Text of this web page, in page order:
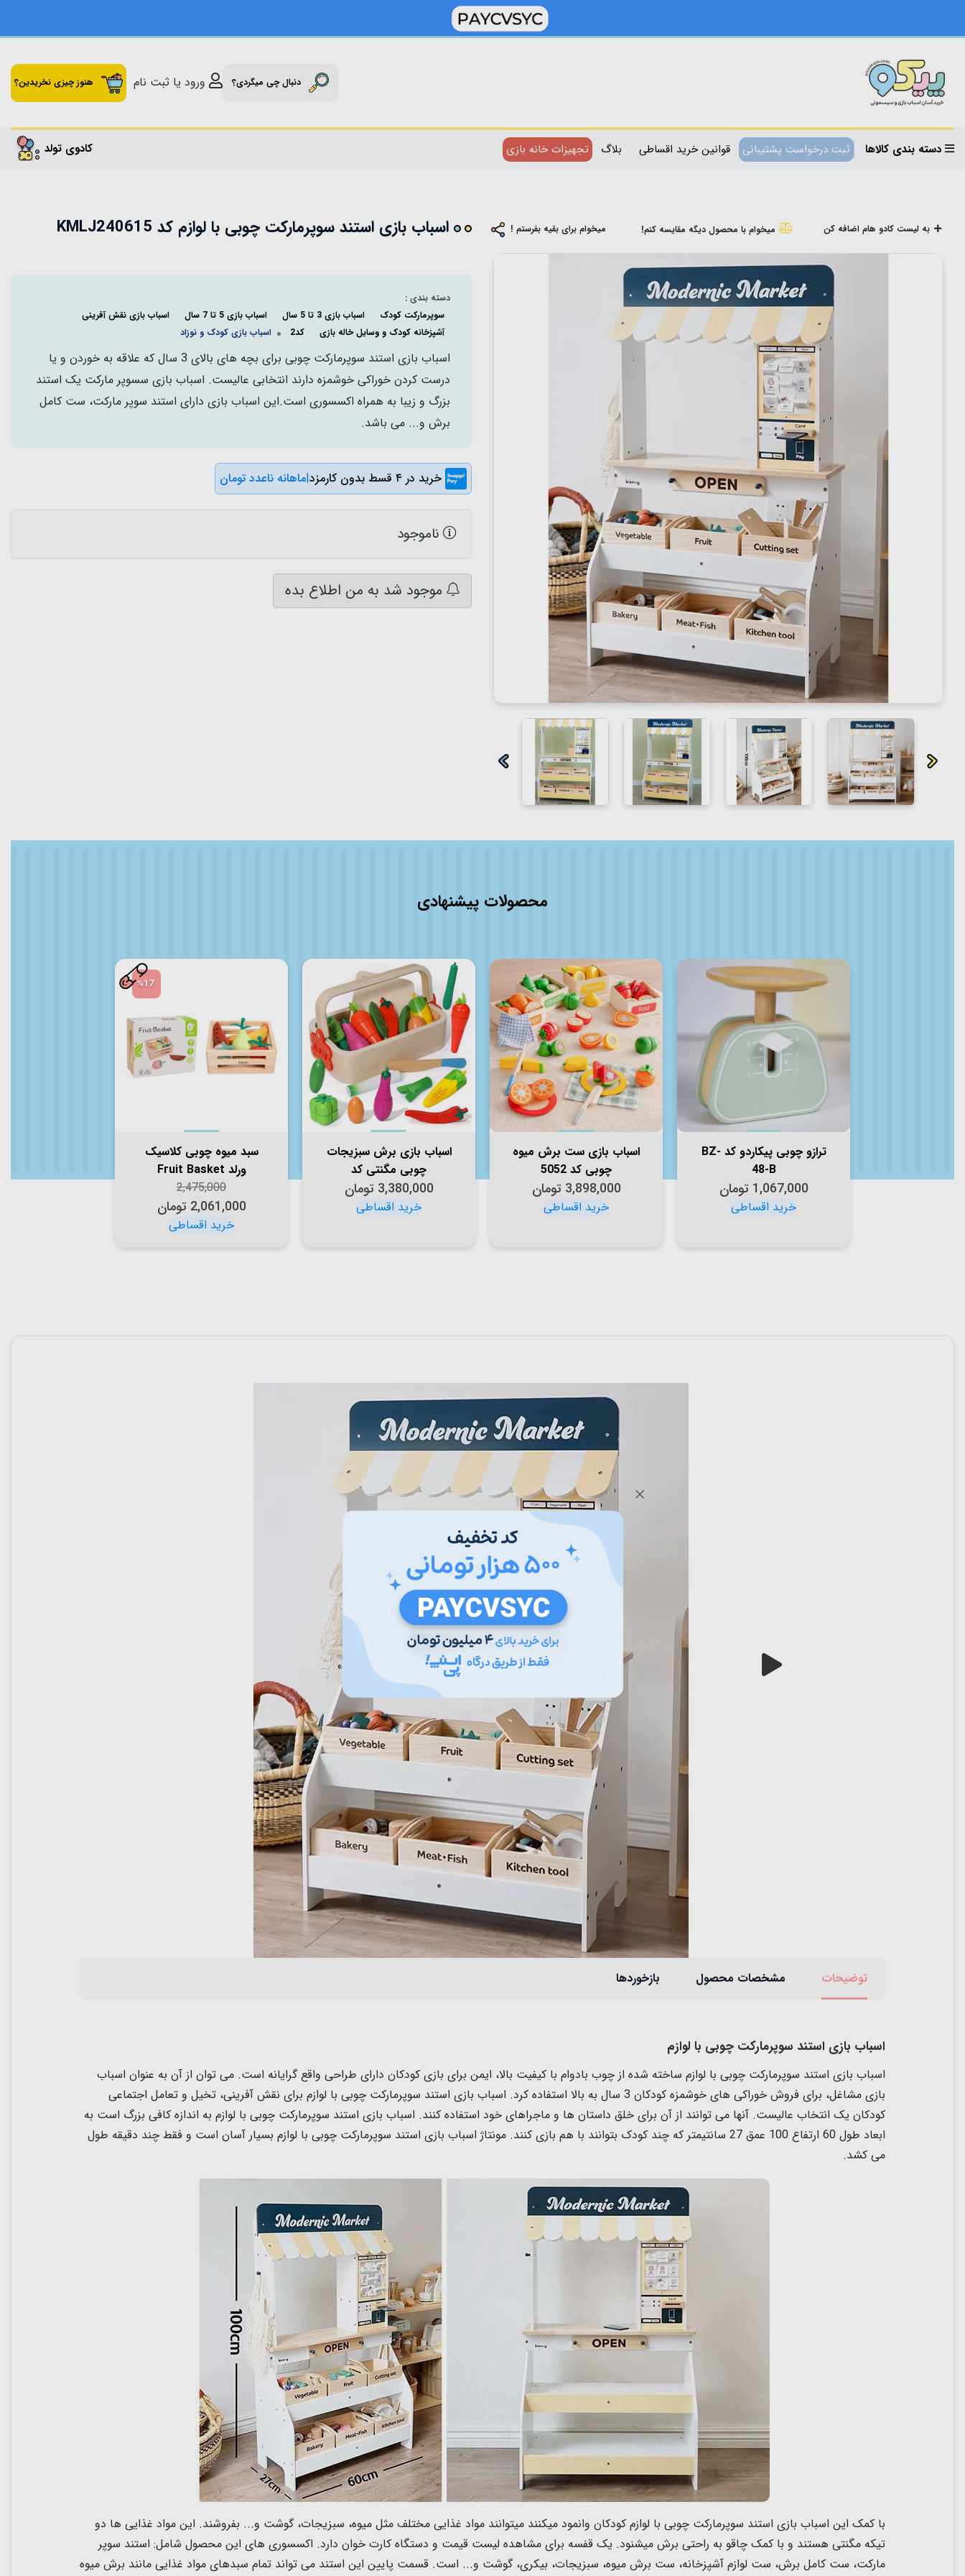
دنبال چی میگردی؟ ورود یا ثبت نام هنوز چیزی نخریدین؟
دسته بندی کالاها ثبت درخواست پشتیبانی قوانین خرید اقساطی بلاگ تجهیزات خانه بازی کادوی تولد
به لیست کادو هام اضافه کن میخوام با محصول دیگه مقایسه کنم! میخوام برای بقیه بفرستم ! اسباب بازی استند سوپرمارکت چوبی با لوازم کد KMLJ240615
دسته بندی :
سوپرمارکت کودک
اسباب بازی 3 تا 5 سال اسباب بازی 5 تا 7 سال
اسباب بازی نقش آفرینی
آشپزخانه کودک و وسایل خاله بازی
کد2 اسباب بازی کودک و نوزاد
اسباب بازی استند سوپرمارکت چوبی برای بچه های بالای 3 سال که علاقه به خوردن و یا
درست کردن خوراکی خوشمزه دارند انتخابی عالیست. اسباب بازی سسوپر مارکت یک استند
بزرگ و زیبا به همراه اکسسوری است.این اسباب بازی دارای استند سوپر مارکت، ست کامل
برش و... می باشد.
خرید در ۴ قسط بدون کارمزد |ماهانه ناعدد تومان
ناموجود
موجود شد به من اطلاع بده
محصولات پیشنهادی
ترازو چوبی پیکاردو کد BZ-
48-B
1,067,000 تومان
اسباب بازی ست برش میوه
چوبی کد 5052
3,898,000 تومان
اسباب بازی برش سبزیجات
چوبی مگنتی کد
JHTOY397
3,380,000 تومان
سبد میوه چوبی کلاسیک
ورلد Fruit Basket
Classic World کد 50643
2,475,000
2,061,000 تومان
%17
توضیحات مشخصات محصول بازخوردها
اسباب بازی استند سوپرمارکت چوبی با لوازم
اسباب بازی استند سوپرمارکت چوبی با لوازم ساخته شده از چوب بادوام با کیفیت بالا، ایمن برای بازی کودکان دارای طراحی واقع گرایانه است. می توان از آن به عنوان اسباب
بازی مشاغل، برای فروش خوراکی های خوشمزه کودکان 3 سال به بالا استفاده کرد. اسباب بازی استند سوپرمارکت چوبی با لوازم برای نقش آفرینی، تخیل و تعامل اجتماعی
کودکان یک انتخاب عالیست. آنها می توانند از آن برای خلق داستان ها و ماجراهای خود استفاده کنند. اسباب بازی استند سوپرمارکت چوبی با لوازم به اندازه کافی بزرگ است به
ابعاد طول 60 ارتفاع 100 عمق 27 سانتیمتر که چند کودک بتوانند با هم بازی کنند. مونتاژ اسباب بازی استند سوپرمارکت چوبی با لوازم بسیار آسان است و فقط چند دقیقه طول
می کشد.
با کمک این اسباب بازی استند سوپرمارکت چوبی با لوازم کودکان وانمود میکنند میتوانند مواد غذایی مختلف مثل میوه، سبزیجات، گوشت و... بفروشند. این مواد غذایی ها دو
تیکه مگنتی هستند و با کمک چاقو به راحتی برش میشنود. یک قفسه برای مشاهده لیست قیمت و دستگاه کارت خوان دارد. اکسسوری های این محصول شامل: استند سوپر
مارکت، ست کامل برش، ست لوازم آشپزخانه، ست برش میوه، سبزیجات، بیکری، گوشت و... است. قسمت پایین این استند می تواند تمام سبدهای مواد غذایی مانند برش میوه